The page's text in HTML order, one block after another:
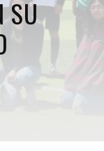
SU